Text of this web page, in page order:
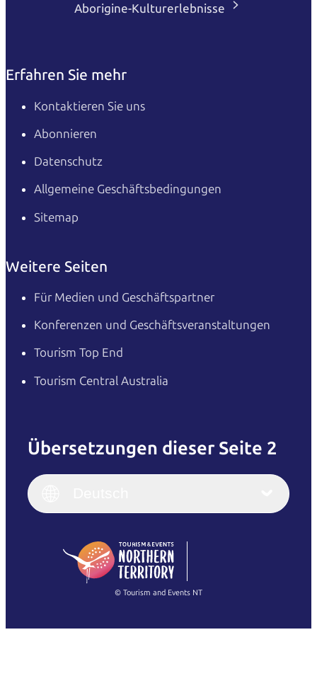
Aborigine-Kulturerlebnisse
Erfahren Sie mehr
Kontaktieren Sie uns
Abonnieren
Datenschutz
Allgemeine Geschäftsbedingungen
Sitemap
Weitere Seiten
Für Medien und Geschäftspartner
Konferenzen und Geschäftsveranstaltungen
Tourism Top End
Tourism Central Australia
Übersetzungen dieser Seite 2
English
(Singapore)
Français
Italiano
繁體中文
© Tourism and Events NT